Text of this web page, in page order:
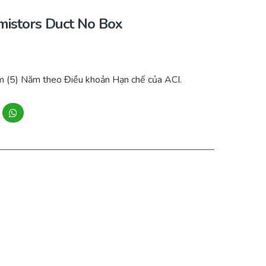
Duct No Box
(5) Năm theo Điều khoản Hạn chế của ACI.